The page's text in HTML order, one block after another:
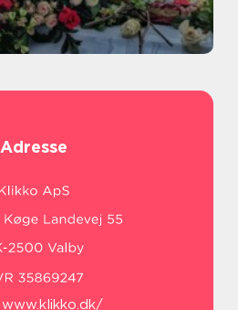
Adresse
www.klikko.dk/